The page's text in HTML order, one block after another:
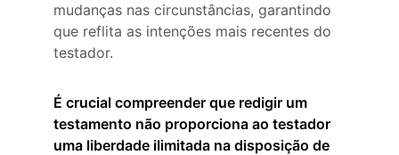
mudanças nas circunstâncias, garantindo
que reflita as intenções mais recentes do
testador.
É crucial compreender que redigir um
testamento não proporciona ao testador
uma liberdade ilimitada na disposição de